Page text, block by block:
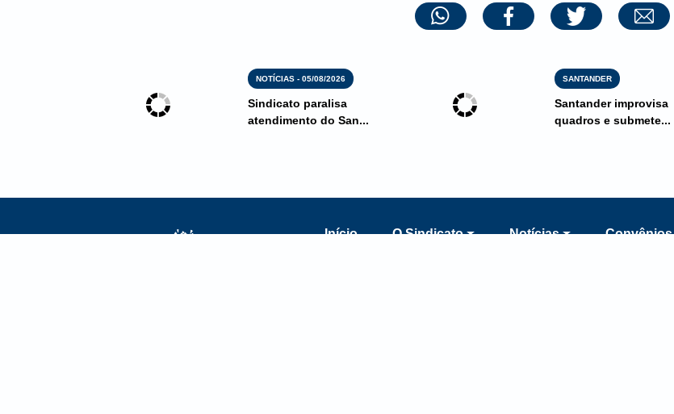
NOTÍCIAS - 05/08/2026
Sindicato paralisa
atendimento do San...
SANTANDER
Santander improvisa
quadros e submete...
Início O Sindicato Notícias Convênios